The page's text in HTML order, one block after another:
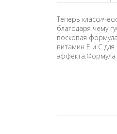
Теперь
благодаря чему
восковая
витамин Е и С
эффекта.Формула